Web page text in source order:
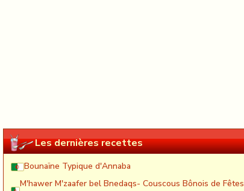
Les dernières recettes
Bounaïne Typique d'Annaba
M'hawer M'zaafer bel Bnedaqs- Couscous Bônois de Fêtes